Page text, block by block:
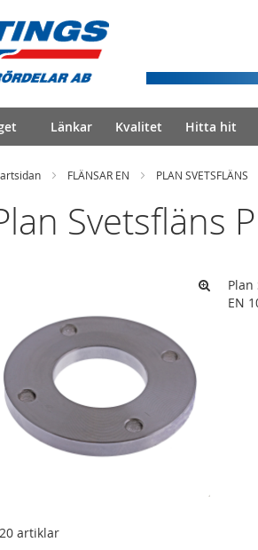
Länkar Kvalitet Hitta hit
FLÄNSAR EN PLAN SVETSFLÄNS
Svetsfläns
Plan
EN
20 artiklar